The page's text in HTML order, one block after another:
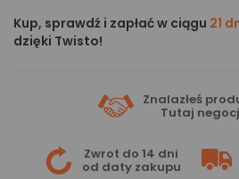
Kup, sprawdź i zapłać w ciągu 21
dzięki Twisto!
Znalazłeś
Tutaj
Zwrot do 14 dni
od daty zakupu